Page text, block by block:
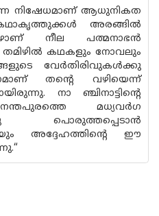
നിഷേധമാണ് ആധുനികത
അരങ്ങിൽ
നീല പത്മനാഭൻ
തമിഴിൽ കഥകളും നോവലും
വേർതിരിവുകൾക്കു
തന്റെ വഴിയെന്ന്
നാ ഞ്ചിനാട്ടിന്റെ
മധ്യവർഗ
പൊരുത്തപ്പെടാൻ
അദ്ദേഹത്തിൻ്റെ ഈ